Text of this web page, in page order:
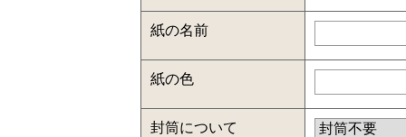
紙の名前
紙の色
封筒について